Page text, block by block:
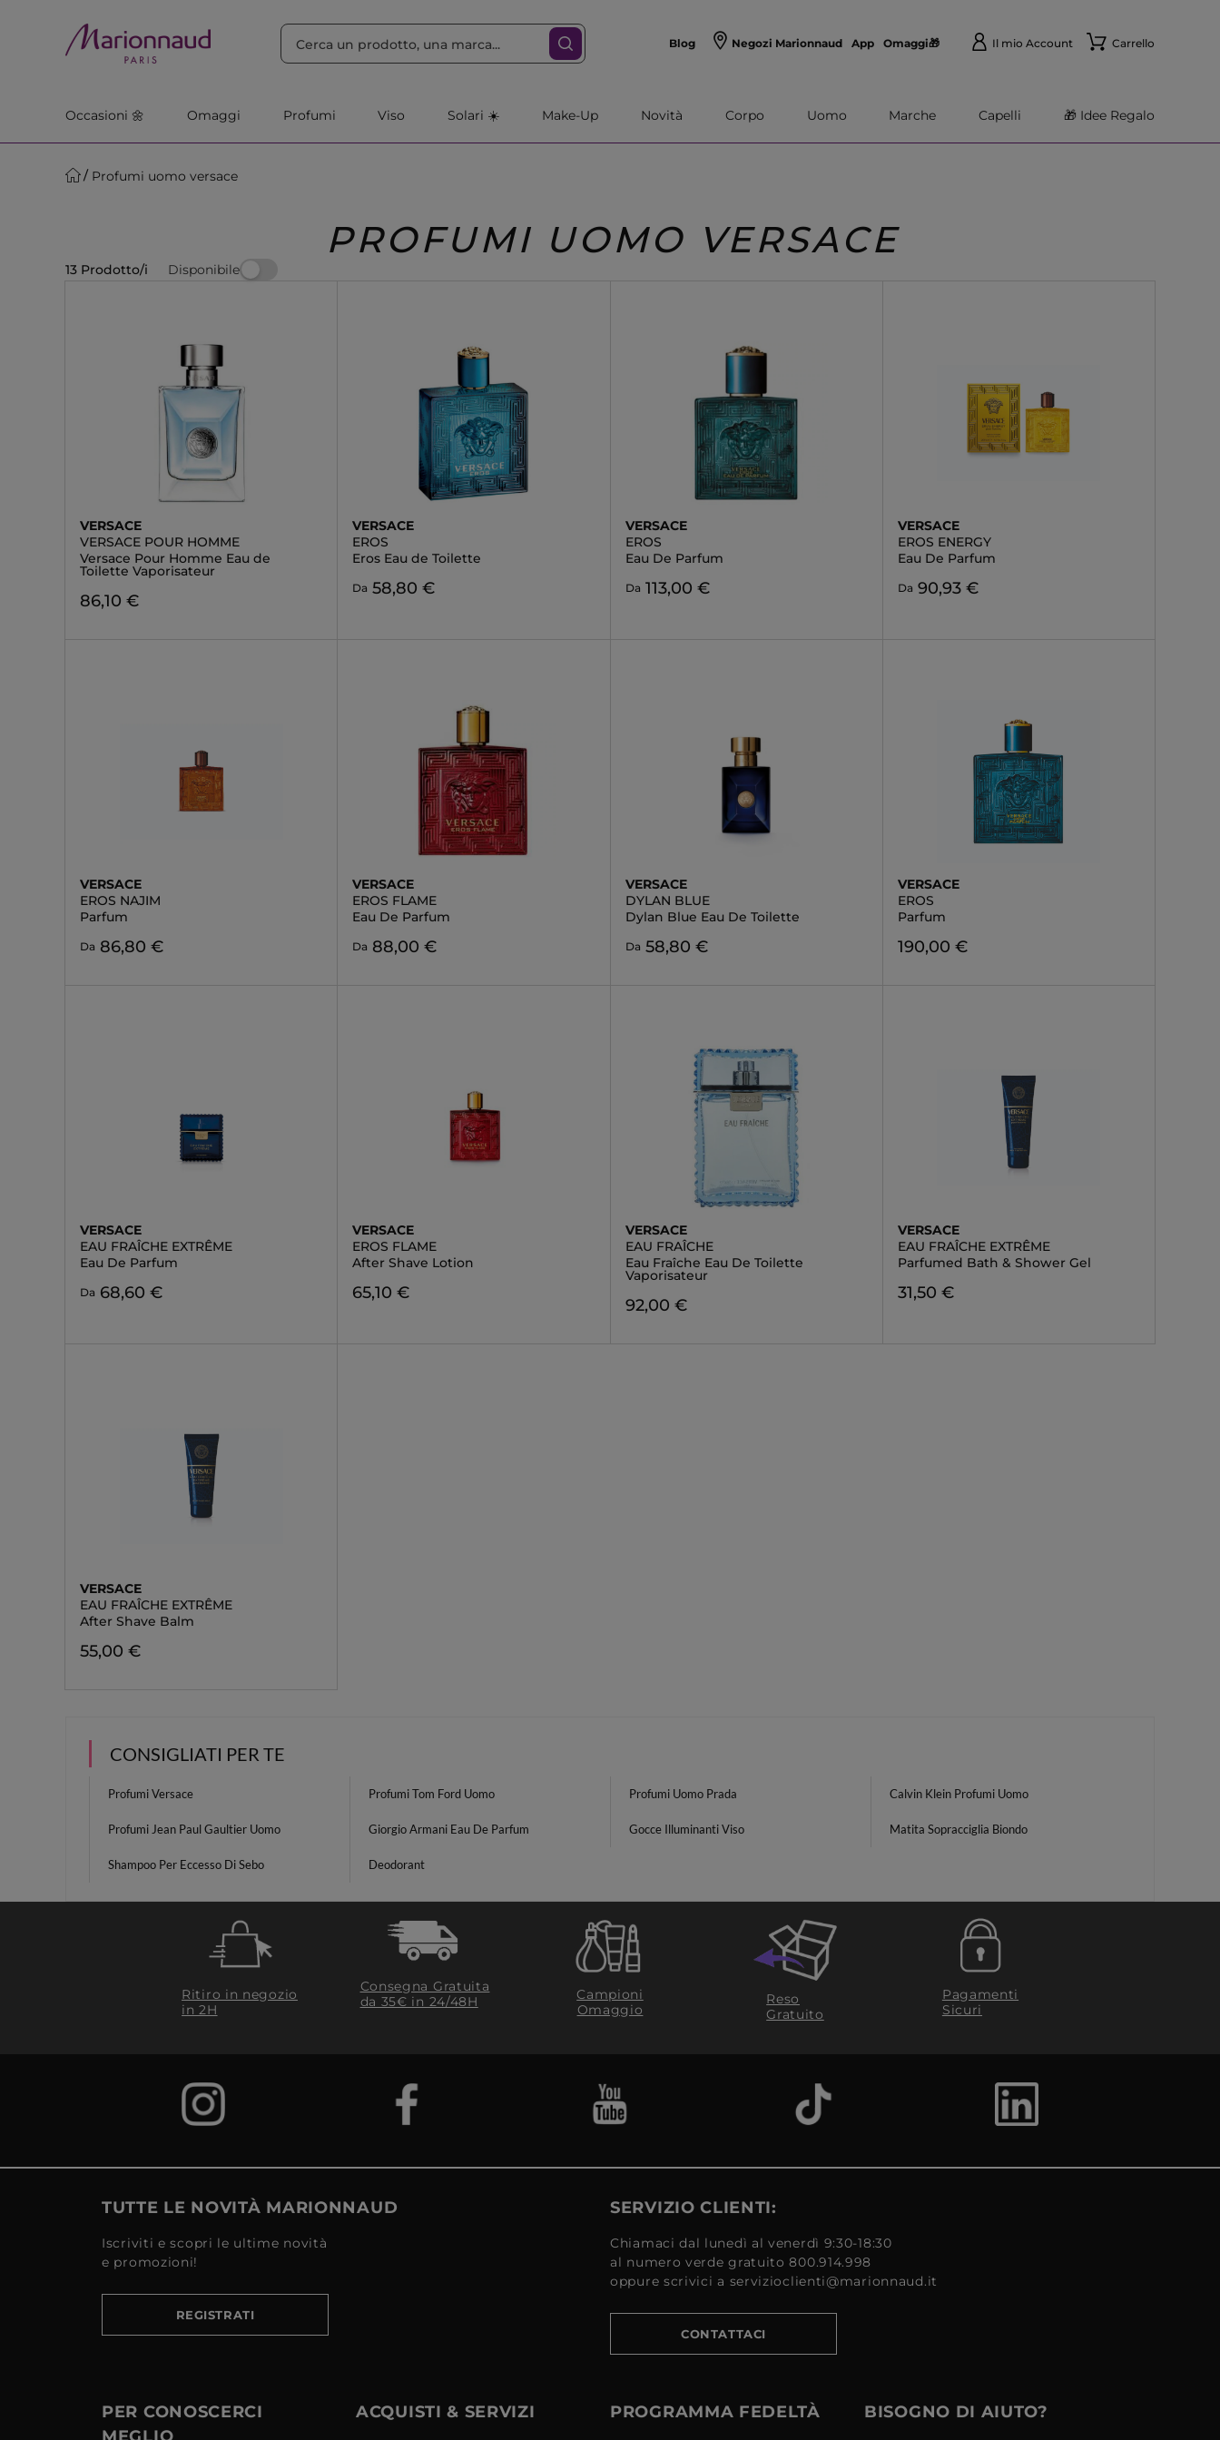
Blog Negozi Marionnaud App Omaggi🎁 Il mio Account Carrello
Occasioni 🌼 Omaggi Profumi Viso Solari ☀️ Make-Up Novità Corpo Uomo Marche Capelli 🎁 Idee Regalo
Profumi uomo versace
PROFUMI UOMO VERSACE
13 Prodotto/i Disponibile
VERSACE
VERSACE POUR HOMME
Versace Pour Homme Eau de
Toilette Vaporisateur
86,10 €
VERSACE
EROS
Eros Eau de Toilette
Da 58,80 €
VERSACE
EROS
Eau De Parfum
Da 113,00 €
VERSACE
EROS ENERGY
Eau De Parfum
Da 90,93 €
VERSACE
EROS NAJIM
Parfum
Da 86,80 €
VERSACE
EROS FLAME
Eau De Parfum
Da 88,00 €
VERSACE
DYLAN BLUE
Dylan Blue Eau De Toilette
Da 58,80 €
VERSACE
EROS
Parfum
190,00 €
VERSACE
EAU FRAÎCHE EXTRÊME
Eau De Parfum
Da 68,60 €
VERSACE
EROS FLAME
After Shave Lotion
65,10 €
VERSACE
EAU FRAÎCHE
Eau Fraîche Eau De Toilette
Vaporisateur
92,00 €
VERSACE
EAU FRAÎCHE EXTRÊME
Parfumed Bath & Shower Gel
31,50 €
VERSACE
EAU FRAÎCHE EXTRÊME
After Shave Balm
55,00 €
CONSIGLIATI PER TE
Profumi Versace Profumi Tom Ford Uomo Profumi Uomo Prada Calvin Klein Profumi Uomo
Profumi Jean Paul Gaultier Uomo Giorgio Armani Eau De Parfum Gocce Illuminanti Viso Matita Sopracciglia Biondo
Shampoo Per Eccesso Di Sebo Deodorant
Ritiro in negozio
in 2H
Consegna Gratuita
da 35€​ in 24/48H
Campioni
Omaggio
Reso
Gratuito
Pagamenti
Sicuri
TUTTE LE NOVITÀ MARIONNAUD
Iscriviti e scopri le ultime novità
e promozioni!
REGISTRATI
SERVIZIO CLIENTI:
Chiamaci dal lunedì al venerdì 9:30-18:30
al numero verde gratuito 800.914.998
oppure scrivici a servizioclienti@marionnaud.it
CONTATTACI
PER CONOSCERCI
ACQUISTI & SERVIZI PROGRAMMA FEDELTÀ BISOGNO DI AIUTO?